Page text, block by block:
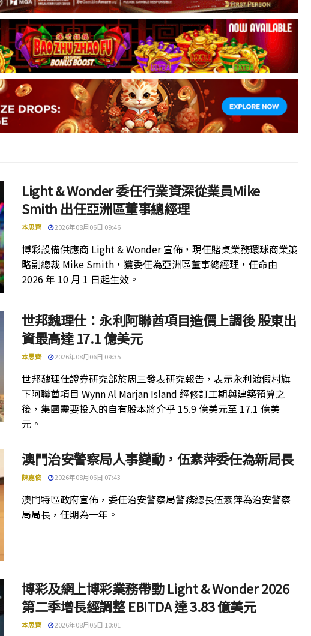
Light & Wonder 委任行業資深從業員Mike
Smith 出任亞洲區董事總經理
本思齊 2026年08月06日 09:46
博彩設備供應商 Light & Wonder 宣佈，現任賭桌業務環球商業策
略副總裁 Mike Smith，獲委任為亞洲區董事總經理，任命由
2026 年 10 月 1 日起生效。
世邦魏理仕：永利阿聯酋項目造價上調後 股東出
資最高達 17.1 億美元
本思齊 2026年08月06日 09:35
世邦魏理仕證券研究部於周三發表研究報告，表示永利渡假村旗
下阿聯酋項目 Wynn Al Marjan Island 經修訂工期與建築預算之
後，集團需要投入的自有股本將介乎 15.9 億美元至 17.1 億美
元。
澳門治安警察局人事變動，伍素萍委任為新局長
陳嘉俊 2026年08月06日 07:43
澳門特區政府宣佈，委任治安警察局警務總長伍素萍為治安警察
局局長，任期為一年。
博彩及網上博彩業務帶動 Light & Wonder 2026
第二季增長經調整 EBITDA 達 3.83 億美元
本思齊 2026年08月05日 10:01